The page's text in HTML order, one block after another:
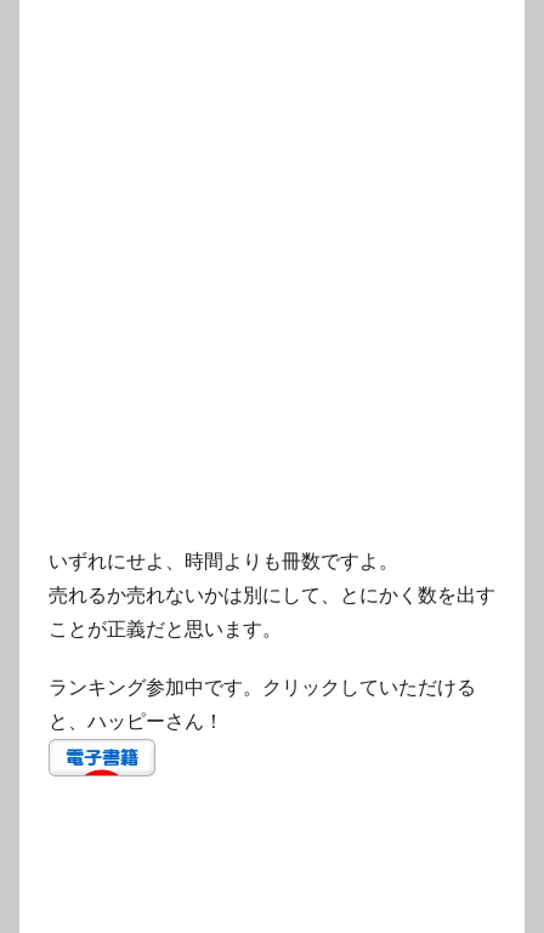
いずれにせよ、時間よりも冊数ですよ。
売れるか売れないかは別にして、とにかく数を出す
ことが正義だと思います。
ランキング参加中です。クリックしていただける
と、ハッピーさん！